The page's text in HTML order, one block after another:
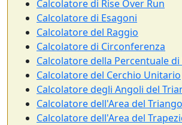
Calcolatore di Rise Over Run
Calcolatore di Esagoni
Calcolatore del Raggio
Calcolatore di Circonferenza
Calcolatore della Percentuale di
Calcolatore del Cerchio Unitario
Calcolatore degli Angoli del
Calcolatore dell'Area del
Calcolatore dell'Area del